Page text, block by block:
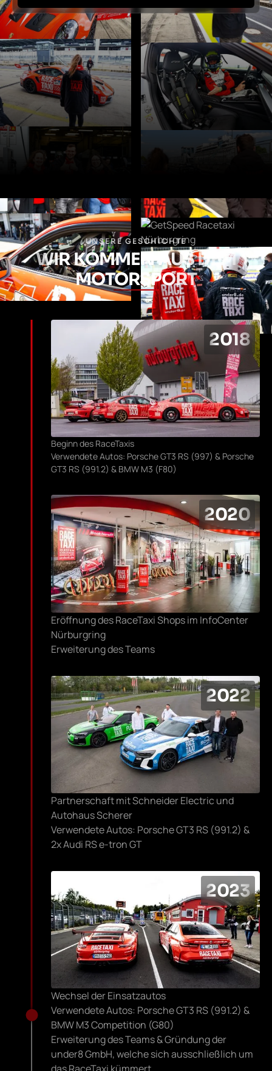
UNSERE GESCHICHTE
WIR KOMMEN AUS DEM
MOTORSPORT
2018
Beginn des RaceTaxis
Verwendete Autos: Porsche GT3 RS (997) & Porsche
GT3 RS (991.2) & BMW M3 (F80)
2020
Eröffnung des RaceTaxi Shops im InfoCenter
Nürburgring
Erweiterung des Teams
2022
Partnerschaft mit Schneider Electric und
Autohaus Scherer
Verwendete Autos: Porsche GT3 RS (991.2) &
2x Audi RS e-tron GT
Wechsel der Einsatzautos
Verwendete Autos: Porsche GT3 RS (991.2) &
BMW M3 Competition (G80)
Erweiterung des Teams & Gründung der
under8 GmbH, welche sich ausschließlich um
2023